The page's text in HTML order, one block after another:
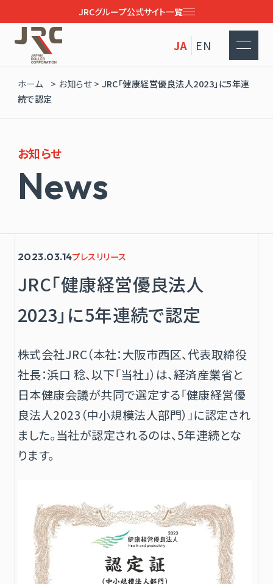
JRCグループ公式サイト一覧
EN
JA
ホーム > お知らせ> JRC「健康経営優良法人2023」に5年連
続で認定
お知らせ
News
2023.03.14プレスリリース
JRC「健康経営優良法人
2023」に5年連続で認定
株式会社JRC（本社：大阪市西区、代表取締役
社長：浜口 稔、以下「当社」）は、経済産業省と
日本健康会議が共同で選定する「健康経営優
良法人2023（中小規模法人部門）」に認定され
ました。当社が認定されるのは、5年連続とな
ります。